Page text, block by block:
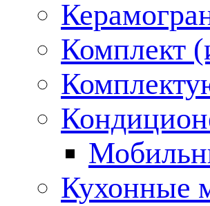
Комплект
Кухонные